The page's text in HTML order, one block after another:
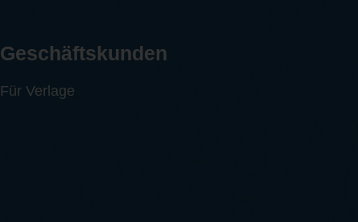
Geschäftskunden
Für Verlage